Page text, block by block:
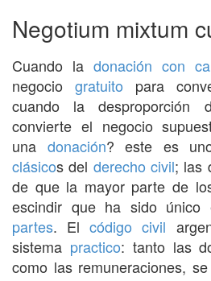
Negotium mixtum
Cuando la donación con
negocio gratuito para
cuando la desproporción
convierte el negocio
una donación? este es
clásicos del derecho civil; las
de que la mayor parte de
escindir que ha sido
partes. Elcódigo civil
sistema practico: tanto las
como las remuneraciones,